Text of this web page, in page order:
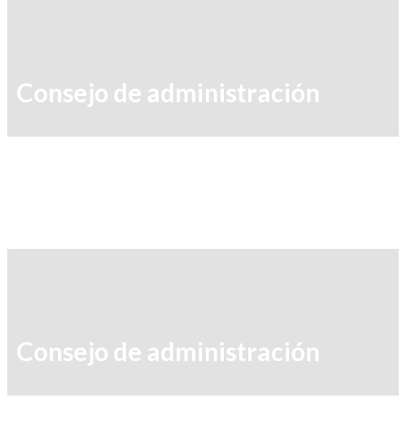
Consejo de administración
Consejo de administración